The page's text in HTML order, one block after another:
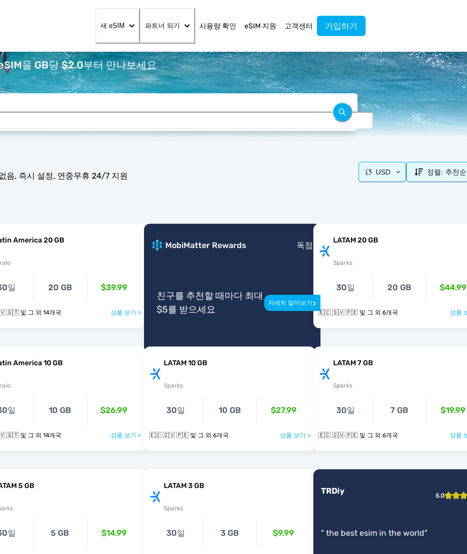
새 eSIM 파트너 되기 사용량 확인 eSIM 지원 고객센터 가입하기
을 GB당 $2.0부터 만나보세요
음, 즉시 설정, 연중무휴 24/7 지원 USD 정렬: 추천순
America 20 GB
일 20 GB $39.99
🇪🇨 🇸🇻 🇬🇹 및 그 외 14개국 상품 보기 >
MobiMatter Rewards 독점
친구를 추천할 때마다 최대
$5를 받으세요
자세히 알아보기 >
LATAM 20 GB
Sparks
30일 20 GB $44.99
🇪🇨 🇸🇻 🇵🇪 및 그 외 6개국 상품
America 10 GB
일 10 GB $26.99
🇪🇨 🇸🇻 🇬🇹 및 그 외 14개국 상품 보기 >
LATAM 10 GB
Sparks
30일 10 GB $27.99
🇪🇨 🇸🇻 🇵🇪 및 그 외 6개국 상품 보기 >
LATAM 7 GB
Sparks
30일 7 GB $19.99
🇪🇨 🇸🇻 🇵🇪 및 그 외 6개국 상품
5 GB
일 5 GB $14.99
LATAM 3 GB
Sparks
30일 3 GB $9.99
TRDiy 5.0
" the best esim in the world"